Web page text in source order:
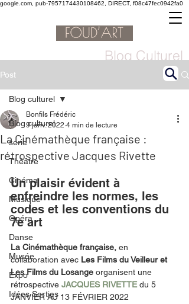
google.com, pub-7957174430108462, DIRECT, f08c47fec0942fa0
Blog Culturel
Post
Blog culturel
serie
Théâtre
Cinéma
Musique
Opéra
Danse
Musée
Expo
Idées Sorties
Blog culturel
La Cinémathèque française :
rétrospective Jacques Rivette
Bonfils Frédéric
9 janv. 2022 4 min de lecture
Un plaisir évident à
enfreindre les normes, les
codes et les conventions du
7e art
La Cinémathèque française, en
collaboration avec Les Films du Veilleur et
Les Films du Losange organisent une
rétrospective JACQUES RIVETTE du 5
JANVIER AU 13 FÉVRIER 2022